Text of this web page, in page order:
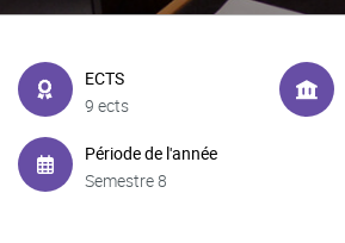
ECTS
9 ects
Période de l'année
Semestre 8